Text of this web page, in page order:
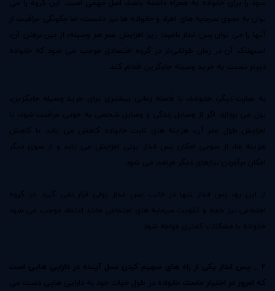
توان به نحوی سرمایه های افراد و خانواده ها نیز دانست، اما چگونگی مراقبت از
آنها را می توان پس انداز نامید؛ زیرا افزایش عمر هر وسیله، از بین نرفتن آن،
استهلاک آن در زمان طولانی‌تر در گروه اقتصادی موجب می شود که خانواده
دیرتر نسبت به خرید وسیله جایگزین اقدام کند.
به عبارت دیگر، خانواده، با فاصله زمانی بیشتری برای خرید وسیله جایگزین،
پول می پردازد. اگر از وسایل زندگی و وسایل شخصی به خوبی مراقبت شود، با
افزایش طول عمر آن، هزینه های ثابت خانواده کاهش می یابد. با کاهش
هزینه ها، از سویی امکان پس انداز پولی افزایش می یابد و از سوی دیگر
امکان برآوردن نیازهای دیگر فراهم می شود.
از این رو، پس انداز تنها در قالب پس انداز پولی قرار نمی گیرد. در گروه
اجتماعی نیز حفظ و تقویت سرمایه های اجتماعی مانند اعتماد موجب می شود
خانواده با مشکلات کمتری مواجه شود.
2 _ پس انداز یکی از راه های سهیم کردن نسل آینده در دارایی هایی است
که امروز در اختیار ماست خانواده در طول حیات خود به دارایی هایی دست می